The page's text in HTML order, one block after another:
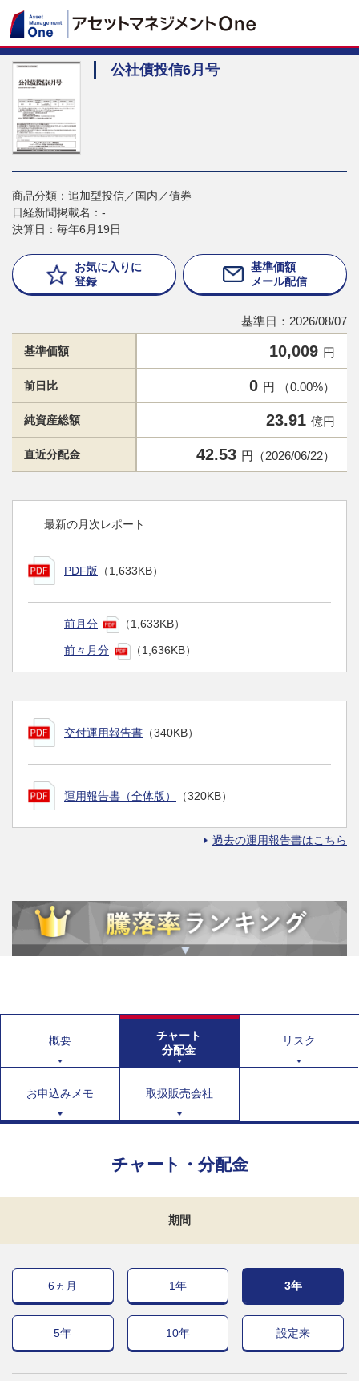
公社債投信6月号
商品分類：追加型投信／国内／債券
日経新聞掲載名：-
決算日：毎年6月19日
お気に入りに
登録
基準価額
メール配信
基準日：2026/08/07
基準価額 10,009 円
前日比 0 円 （0.00%）
純資産総額 23.91 億円
直近分配金 42.53 円（2026/06/22）
最新の月次レポート
PDF版 （1,633KB）
前月分 （1,633KB）
前々月分 （1,636KB）
交付運用報告書 （340KB）
運用報告書（全体版） （320KB）
過去の運用報告書はこちら
概要
チャート
分配金
リスク
お申込みメモ 取扱販売会社
チャート・分配金
期間
6ヵ月 1年 3年
5年 10年 設定来